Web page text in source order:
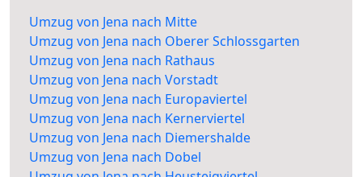
Umzug von Jena nach Mitte
Umzug von Jena nach Oberer Schlossgarten
Umzug von Jena nach Rathaus
Umzug von Jena nach Vorstadt
Umzug von Jena nach Europaviertel
Umzug von Jena nach Kernerviertel
Umzug von Jena nach Diemershalde
Umzug von Jena nach Dobel